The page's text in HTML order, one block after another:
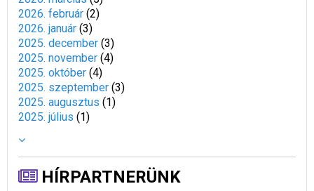
2026. február (2)
2026. január (3)
2025. december (3)
2025. november (4)
2025. október (4)
2025. szeptember (3)
2025. augusztus (1)
2025. július (1)
HÍRPARTNERÜNK